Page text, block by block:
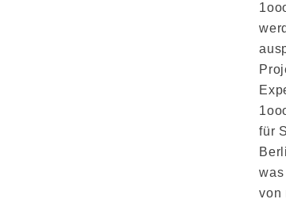
für
von